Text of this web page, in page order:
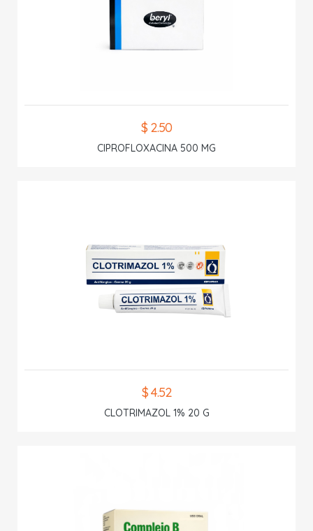
$ 2.50
CIPROFLOXACINA 500 MG
$ 4.52
CLOTRIMAZOL 1% 20 G